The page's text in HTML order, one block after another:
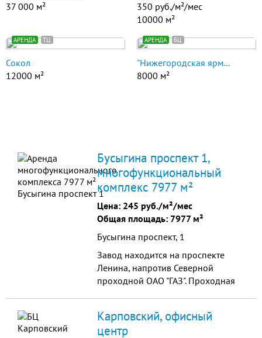
37 000 м²
350 руб./м²/мес
10000 м²
АРЕНДА ТЦ
Сокол
12000 м²
АРЕНДА БЦ
"Нижегородская ярм...
8000 м²
Бусыгина проспект 1,
многофункциональный
комплекс 7977 м²
Цена: 245 руб./м²/мес
Общая площадь: 7977 м²
Бусыгина проспект, 1
Завод находится на проспекте
Ленина, напротив Северной
проходной ОАО "ГАЗ". Проходная
Карповский, офисный
центр